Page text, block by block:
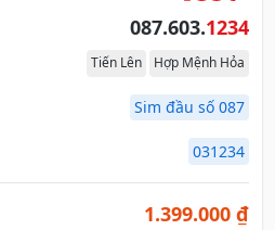
087.603.1234
Tiến Lên Hợp Mệnh Hỏa
Sim đầu số 087
031234
1.399.000 ₫